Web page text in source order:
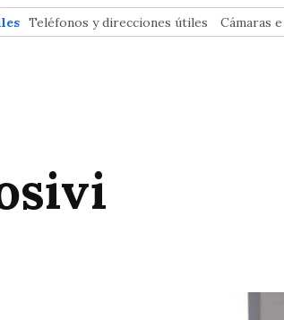
Teléfonos y direcciones útiles Cámaras